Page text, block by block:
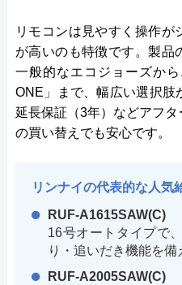
リモコンは見やすく操作が
が高いのも特徴です。製品
一般的なエコジョーズか
ONE」まで、幅広い選択肢
延長保証（3年）などアフ
の買い替えでも安心です。
リンナイの代表的な人気
RUF-A1615SAW(C)
16号オートタイプで
り・追いだき機能を備
RUF-A2005SAW(C)